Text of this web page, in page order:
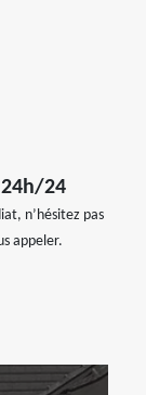
24h/24
n’hésitez pas
appeler.